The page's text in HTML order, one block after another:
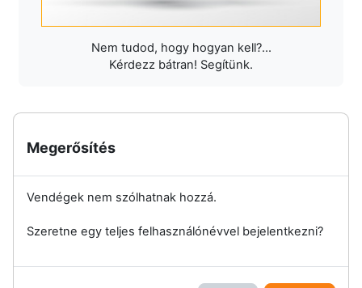
Nem tudod, hogy hogyan kell?...
Kérdezz bátran! Segítünk.
Megerősítés
Vendégek nem szólhatnak hozzá.
Szeretne egy teljes felhasználónévvel bejelentkezni?